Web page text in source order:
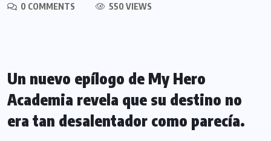
0 COMMENTS
550 VIEWS
Un nuevo epílogo de My Hero
Academia revela que su destino no
era tan desalentador como parecía.